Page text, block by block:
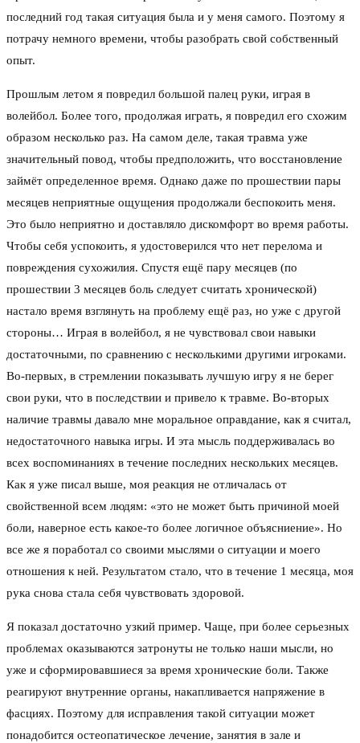
последний год такая ситуация была и у меня самого. Поэтому я
потрачу немного времени, чтобы разобрать свой собственный
опыт.
Прошлым летом я повредил большой палец руки, играя в
волейбол. Более того, продолжая играть, я повредил его схожим
образом несколько раз. На самом деле, такая травма уже
значительный повод, чтобы предположить, что восстановление
займёт определенное время. Однако даже по прошествии пары
месяцев неприятные ощущения продолжали беспокоить меня.
Это было неприятно и доставляло дискомфорт во время работы.
Чтобы себя успокоить, я удостоверился что нет перелома и
повреждения сухожилия. Спустя ещё пару месяцев (по
прошествии 3 месяцев боль следует считать хронической)
настало время взглянуть на проблему ещё раз, но уже с другой
стороны… Играя в волейбол, я не чувствовал свои навыки
достаточными, по сравнению с несколькими другими игроками.
Во-первых, в стремлении показывать лучшую игру я не берег
свои руки, что в последствии и привело к травме. Во-вторых
наличие травмы давало мне моральное оправдание, как я считал,
недостаточного навыка игры. И эта мысль поддерживалась во
всех воспоминаниях в течение последних нескольких месяцев.
Как я уже писал выше, моя реакция не отличалась от
свойственной всем людям: «это не может быть причиной моей
боли, наверное есть какое-то более логичное объясниение». Но
все же я поработал со своими мыслями о ситуации и моего
отношения к ней. Результатом стало, что в течение 1 месяца, моя
рука снова стала себя чувствовать здоровой.
Я показал достаточно узкий пример. Чаще, при более серьезных
проблемах оказываются затронуты не только наши мысли, но
уже и сформировавшиеся за время хронические боли. Также
реагируют внутренние органы, накапливается напряжение в
фасциях. Поэтому для исправления такой ситуации может
понадобится остеопатическое лечение, занятия в зале и